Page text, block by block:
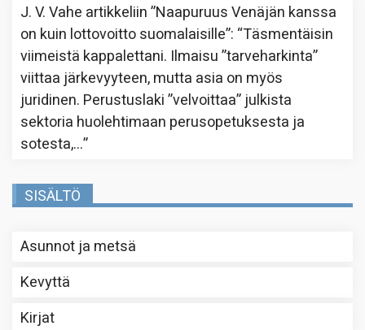
J. V. Vahe artikkeliin”Naapuruus Venäjän kanssa
on kuin lottovoitto suomalaisille”: “Täsmentäisin
viimeistä kappalettani. Ilmaisu ”tarveharkinta”
viittaa järkevyyteen, mutta asia on myös
juridinen. Perustuslaki ”velvoittaa” julkista
sektoria huolehtimaan perusopetuksesta ja
sotesta,…”
SISÄLTÖ
Asunnot ja metsä
Kevyttä
Kirjat